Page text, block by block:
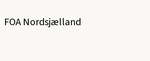
FOA Nordsjælland